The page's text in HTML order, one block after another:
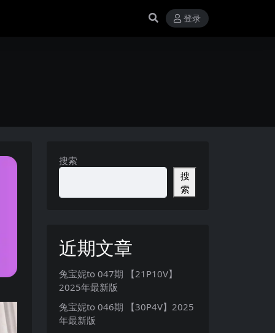
登录
搜索
搜
索
近期文章
兔宝妮to 047期 【21P10V】
2025年最新版
兔宝妮to 046期 【30P4V】2025
年最新版